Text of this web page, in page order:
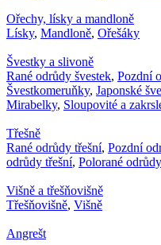
Ořechy, lísky a mandloně
Lísky, Mandloně, Ořešáky
Švestky a slivoně
Rané odrůdy švestek, Pozdní
Švestkomeruňky, Japonské
Mirabelky, Sloupovité a
Třešně
Rané odrůdy třešní, Pozdní
odrůdy třešní, Polorané
Višně a třešňovišně
Třešňovišně, Višně
Angrešt